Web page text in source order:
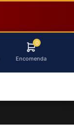
0
Encomenda